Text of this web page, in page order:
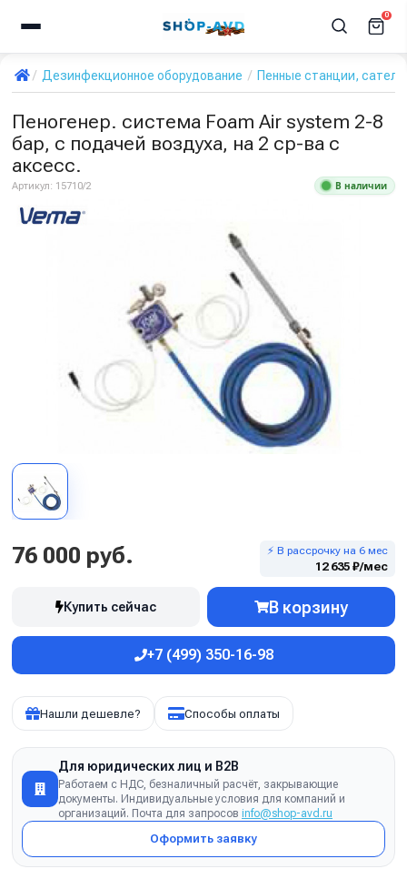
0
Дезинфекционное оборудование Пенные станции,
Пеногенер. система Foam Air system 2-8
бар, с подачей воздуха, на 2 ср-ва с
аксесс.
Артикул: 15710/2 В наличии
76 000 руб. ⚡ В рассрочку на 6 мес
12 635 ₽/мес
Купить сейчас В корзину
+7 (499) 350-16-98
Нашли дешевле? Способы оплаты
Для юридических лиц и B2B
Работаем с НДС, безналичный расчёт, закрывающие
документы. Индивидуальные условия для компаний и
организаций. Почта для запросов info@shop-avd.ru
Оформить заявку